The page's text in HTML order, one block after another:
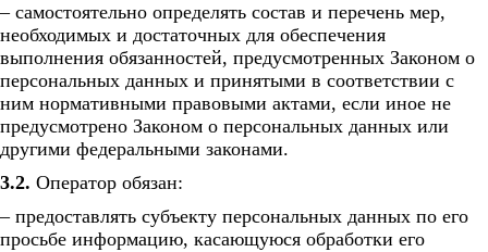
– самостоятельно определять состав и перечень мер,
необходимых и достаточных для обеспечения
выполнения обязанностей, предусмотренных Законом о
персональных данных и принятыми в соответствии с
ним нормативными правовыми актами, если иное не
предусмотрено Законом о персональных данных или
другими федеральными законами.
3.2. Оператор обязан:
– предоставлять субъекту персональных данных по его
просьбе информацию, касающуюся обработки его